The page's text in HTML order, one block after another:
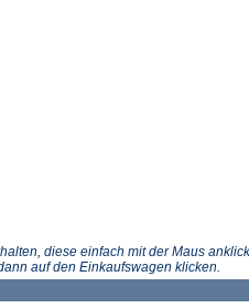
diese einfach mit der Maus
auf den Einkaufswagen klicken.